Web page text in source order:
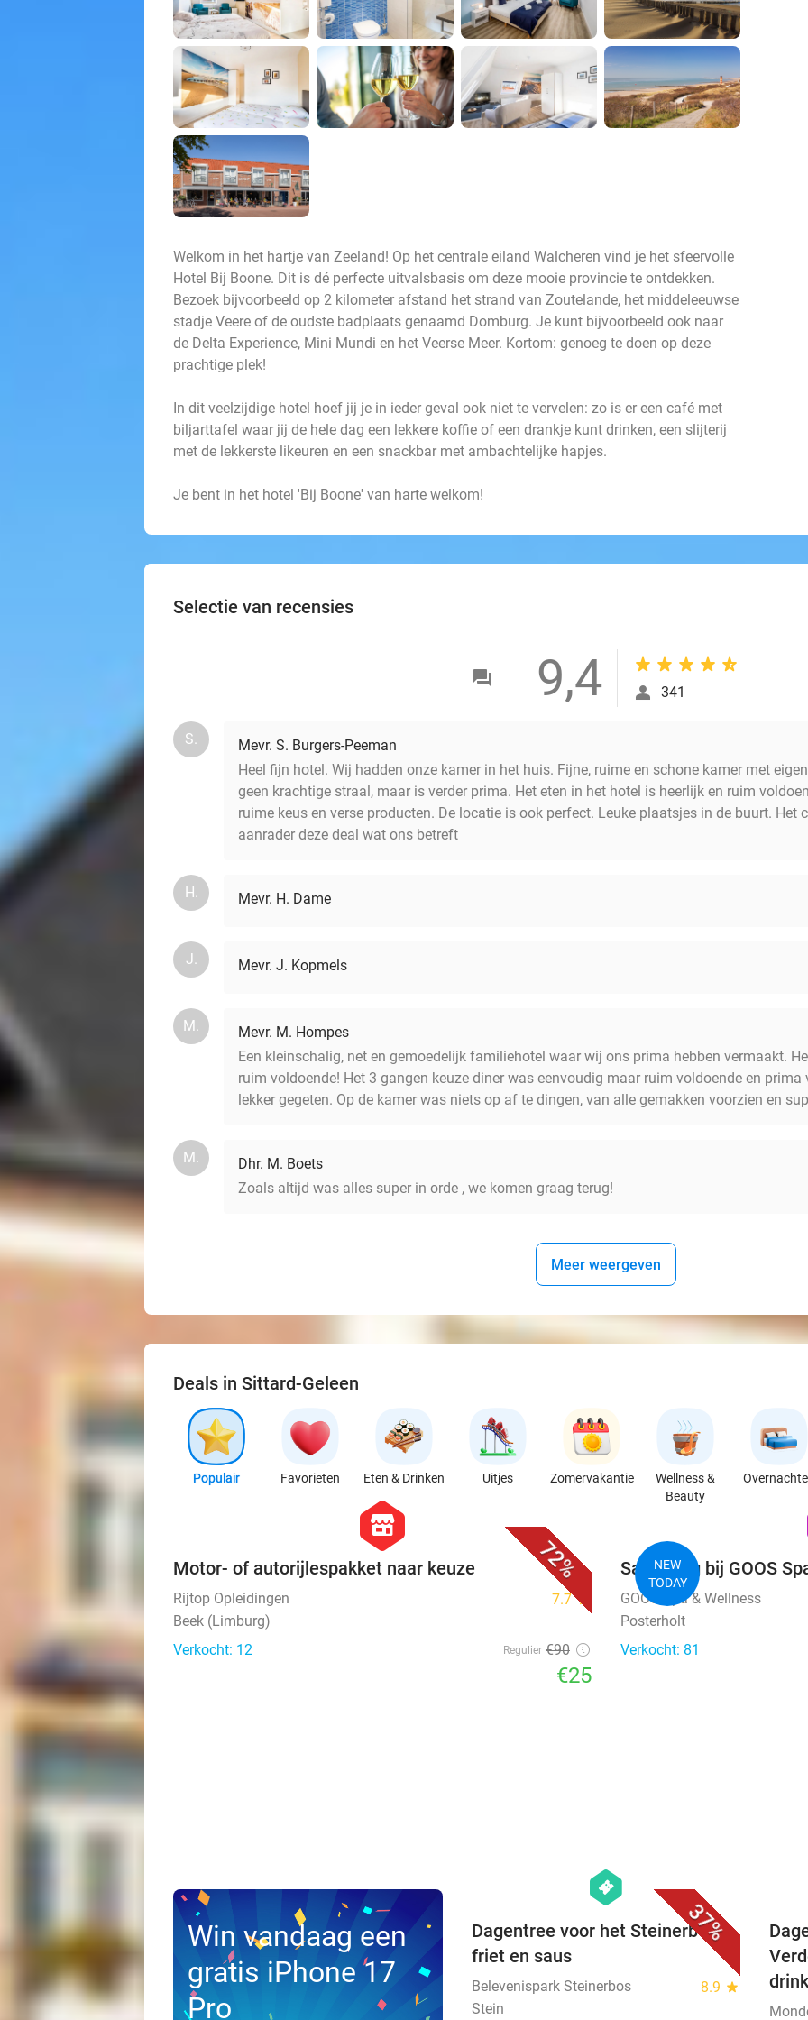
Welkom in het hartje van Zeeland! Op het centrale eiland Walcheren vind je het sfeervolle
Hotel Bij Boone. Dit is dé perfecte uitvalsbasis om deze mooie provincie te ontdekken.
Bezoek bijvoorbeeld op 2 kilometer afstand het strand van Zoutelande, het middeleeuwse
stadje Veere of de oudste badplaats genaamd Domburg. Je kunt bijvoorbeeld ook naar
de Delta Experience, Mini Mundi en het Veerse Meer. Kortom: genoeg te doen op deze
prachtige plek!
In dit veelzijdige hotel hoef jij je in ieder geval ook niet te vervelen: zo is er een café met
biljarttafel waar jij de hele dag een lekkere koffie of een drankje kunt drinken, een slijterij
met de lekkerste likeuren en een snackbar met ambachtelijke hapjes.
Je bent in het hotel 'Bij Boone' van harte welkom!
Selectie van recensies
9,4 341
S.
Mevr. S. Burgers-Peeman
Heel fijn hotel. Wij hadden onze kamer in het huis. Fijne, ruime en schone kamer met
geen krachtige straal, maar is verder prima. Het eten in het hotel is heerlijk en ruim
ruime keus en verse producten. De locatie is ook perfect. Leuke plaatsjes in de buurt. Het
aanrader deze deal wat ons betreft
H. Mevr. H. Dame
J. Mevr. J. Kopmels
M.
Mevr. M. Hompes
Een kleinschalig, net en gemoedelijk familiehotel waar wij ons prima hebben vermaakt.
ruim voldoende! Het 3 gangen keuze diner was eenvoudig maar ruim voldoende en
lekker gegeten. Op de kamer was niets op af te dingen, van alle gemakken voorzien en
M.
Dhr. M. Boets
Zoals altijd was alles super in orde , we komen graag terug!
Meer weergeven
Deals in Sittard-Geleen
Populair Favorieten Eten & Drinken Uitjes Zomervakantie
Wellness &
Beauty
72%
hexagon
store
Motor- of autorijlespakket naar keuze
Rijtop Opleidingen 7.7star
Beek (Limburg)
Verkocht: 12
Regulier €90
€25
NEW
TODAY
Saunadag bij GOOS
GOOS Spa & Wellness
Posterholt
Verkocht: 81
Win vandaag een
gratis iPhone 17
Pro
37%
hexagon
events
Dagentree voor het Steinerbos +
friet en saus
Belevenispark Steinerbos 8.9 star
Stein